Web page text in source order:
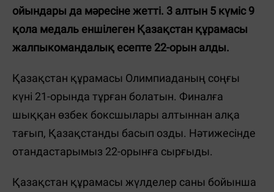
ойындары да мәресіне жетті. 3 алтын 5 күміс 9
қола медаль еншілеген Қазақстан құрамасы
жалпыкомандалық есепте 22-орын алды.
Қазақстан құрамасы Олимпиаданың соңғы
күні 21-орында тұрған болатын. Финалға
шыққан өзбек боксшылары алтыннан алқа
тағып, Қазақстанды басып озды. Нәтижесінде
отандастарымыз 22-орынға сырғыды.
Қазақстан құрамасы жүлделер саны бойынша